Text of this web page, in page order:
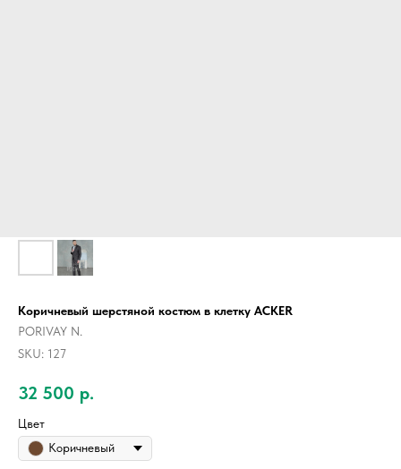
Коричневый шерстяной костюм в клетку ACKER
PORIVAY N.
SKU: 127
32 500 р.
Цвет
Коричневый